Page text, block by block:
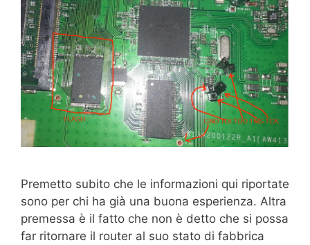
Premetto subito che le informazioni qui riportate
sono per chi ha già una buona esperienza. Altra
premessa è il fatto che non è detto che si possa
far ritornare il router al suo stato di fabbrica